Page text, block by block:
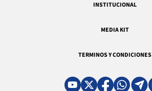
INSTITUCIONAL
MEDIA KIT
TERMINOS Y CONDICIONES